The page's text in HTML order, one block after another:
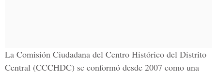
La Comisión Ciudadana del Centro Histórico del Distrito
Central (CCCHDC) se conformó desde 2007 como una